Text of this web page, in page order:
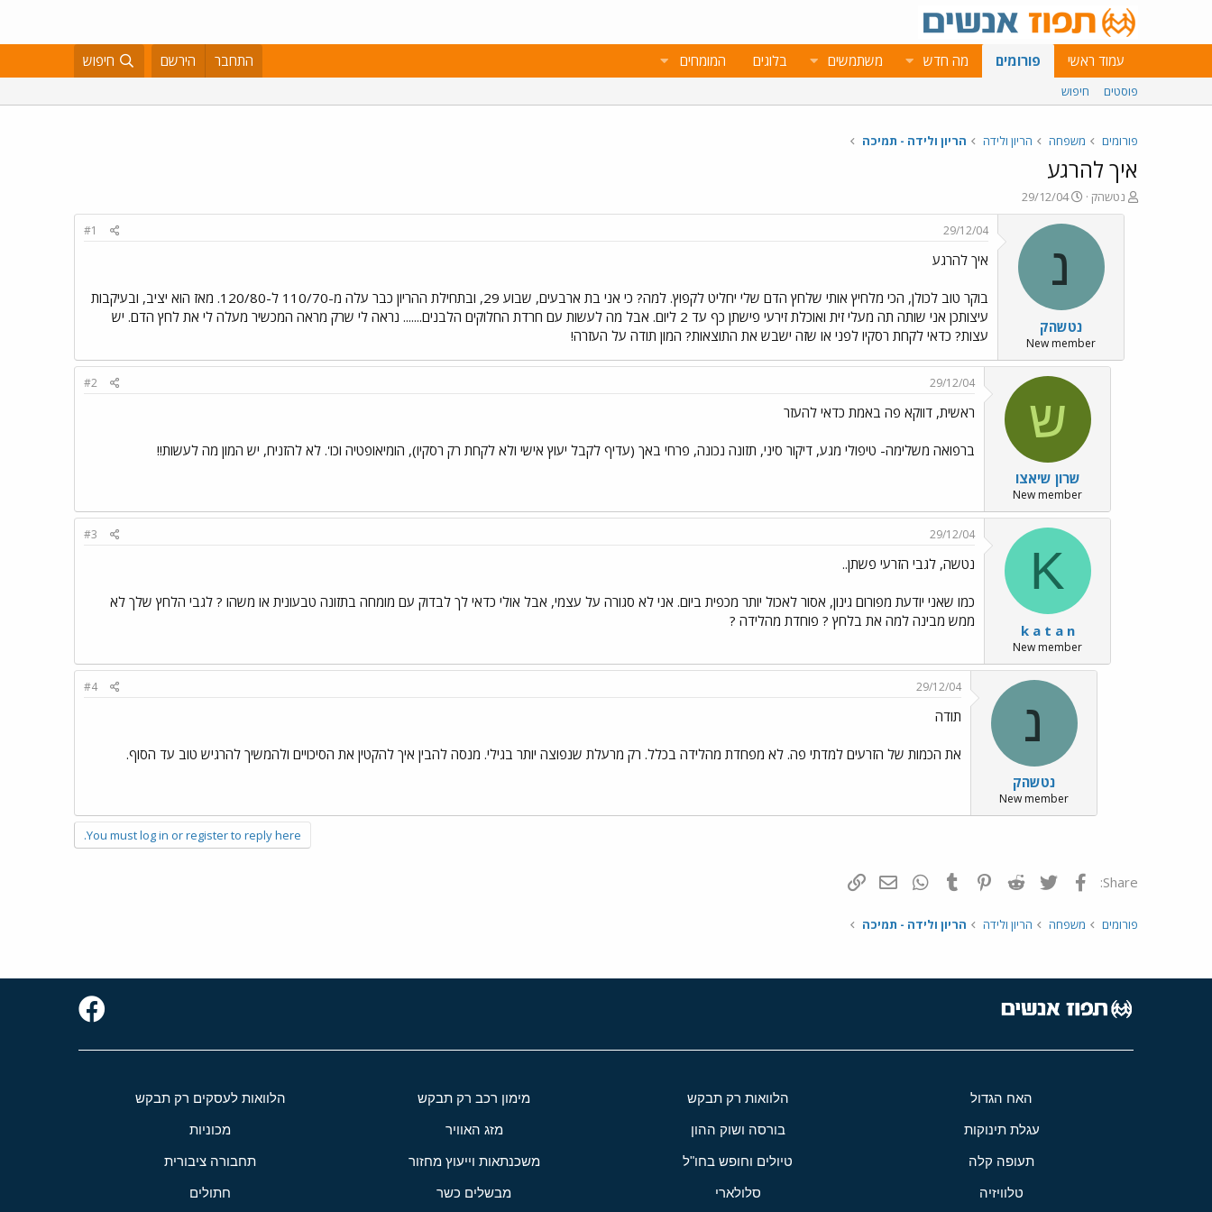
עמוד ראשי פורומים מה חדש משתמשים בלוגים המומחים התחבר הירשם חיפוש
פוסטים חיפוש
פורומים משפחה הריון ולידה הריון ולידה - תמיכה
איך להרגע
פ
ו
נטשהק
פ
ו
ר
ם
א
ר
י
ך
29/12/04
נ
נטשהק
New member
29/12/04
#1
איך להרגע
בוקר טוב לכולן, הכי מלחיץ אותי שלחץ הדם שלי יחליט לקפוץ. למה? כי אני בת ארבעים, שבוע 29, ובתחילת ההריון כבר עלה מ-110/70 ל-120/80. מאז הוא יציב, ובעיקבות
עיצותכן אני שותה תה מעלי זית ואוכלת זירעי פישתן כף עד 2 ליום. אבל מה לעשות עם חרדת החלוקים הלבנים....... נראה לי שרק מראה המכשיר מעלה לי את לחץ הדם. יש
עצות? כדאי לקחת רסקיו לפני או שזה ישבש את התוצאות? המון תודה על העזרה!
ש
שרון שיאצו
New member
29/12/04
#2
ראשית, דווקא פה באמת כדאי להעזר
ברפואה משלימה- טיפולי מגע, דיקור סיני, תזונה נכונה, פרחי באך (עדיף לקבל יעוץ אישי ולא לקחת רק רסקיו), הומיאופטיה וכו'. לא להזניח, יש המון מה לעשות!!
K
k a t a n
New member
29/12/04
#3
נטשה, לגבי הזרעי פשתן..
כמו שאני יודעת מפורום גינון, אסור לאכול יותר מכפית ביום. אני לא סגורה על עצמי, אבל אולי כדאי לך לבדוק עם מומחה בתזונה טבעונית או משהו ? לגבי הלחץ שלך לא
ממש מבינה למה את בלחץ ? פוחדת מהלידה ?
נ
נטשהק
New member
29/12/04
#4
תודה
את הכמות של הזרעים למדתי פה. לא מפחדת מהלידה בכלל. רק מרעלת שנפוצה יותר בגילי. מנסה להבין איך להקטין את הסיכויים ולהמשיך להרגיש טוב עד הסוף.
You must log in or register to reply here.
Share: פייסבוק Twitter
Reddit
Pinterest
Tumblr
WhatsAppדואר אלקטרוני
פורומים משפחה הריון ולידה הריון ולידה - תמיכה
האח הגדול הלוואות רק תבקש מימון רכב רק תבקש הלוואות לעסקים רק תבקש
עגלת תינוקות בורסה ושוק ההון מזג האוויר מכוניות
תעופה קלה טיולים וחופש בחו"ל משכנתאות וייעוץ מחזור תחבורה ציבורית
טלוויזיה סלולארי מבשלים כשר חתולים